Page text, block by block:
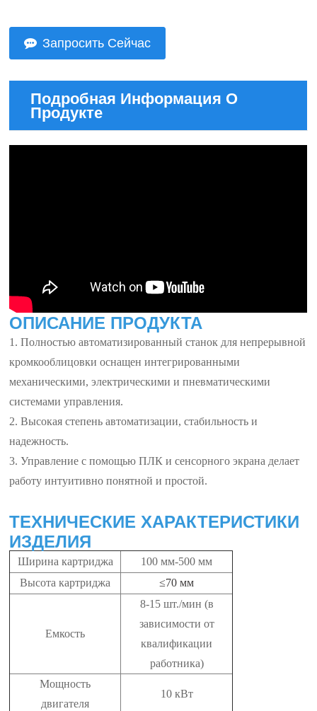
Запросить Сейчас
Подробная Информация О
Продукте
ОПИСАНИЕ ПРОДУКТА
1. Полностью автоматизированный станок для непрерывной
кромкооблицовки оснащен интегрированными
механическими, электрическими и пневматическими
системами управления.
2. Высокая степень автоматизации, стабильность и
надежность.
3. Управление с помощью ПЛК и сенсорного экрана делает
работу интуитивно понятной и простой.
ТЕХНИЧЕСКИЕ ХАРАКТЕРИСТИКИ
ИЗДЕЛИЯ
Ширина картриджа
100 мм-500 мм
Высота картриджа
≤70 мм
Емкость
8-15 шт./мин (в
зависимости от
квалификации
работника)
Мощность
двигателя
10 кВт